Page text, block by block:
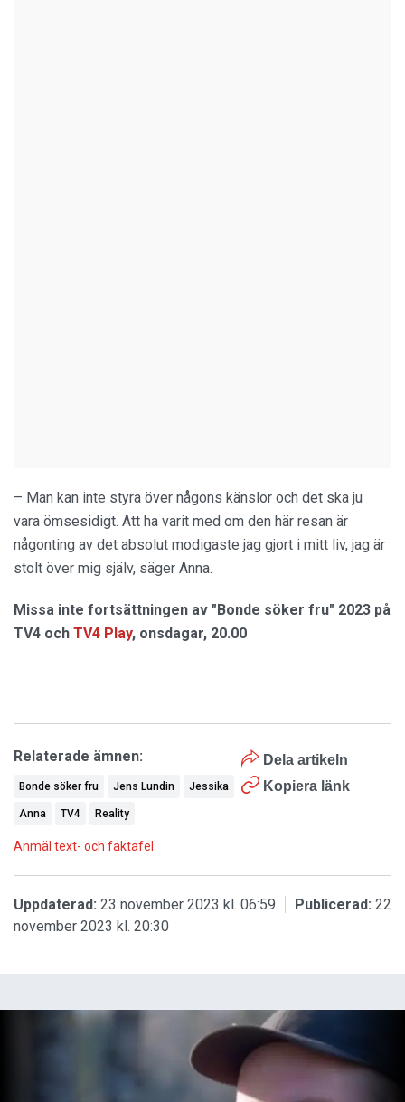
– Man kan inte styra över någons känslor och det ska ju
vara ömsesidigt. Att ha varit med om den här resan är
någonting av det absolut modigaste jag gjort i mitt liv, jag är
stolt över mig själv, säger Anna.
Missa inte fortsättningen av "Bonde söker fru" 2023 på
TV4 och TV4 Play, onsdagar, 20.00
Dela artikeln
Kopiera länk
Relaterade ämnen:
Bonde söker fru Jens Lundin Jessika
Anna TV4 Reality
Anmäl text- och faktafel
Uppdaterad: 23 november 2023 kl. 06:59 Publicerad: 22
november 2023 kl. 20:30